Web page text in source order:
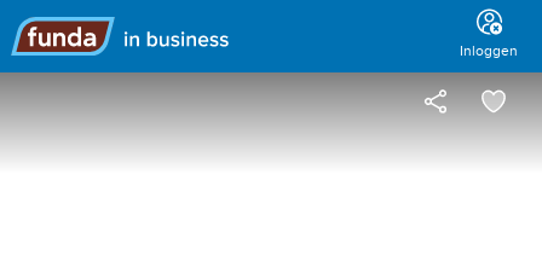
Hoofdmenu
Inloggen